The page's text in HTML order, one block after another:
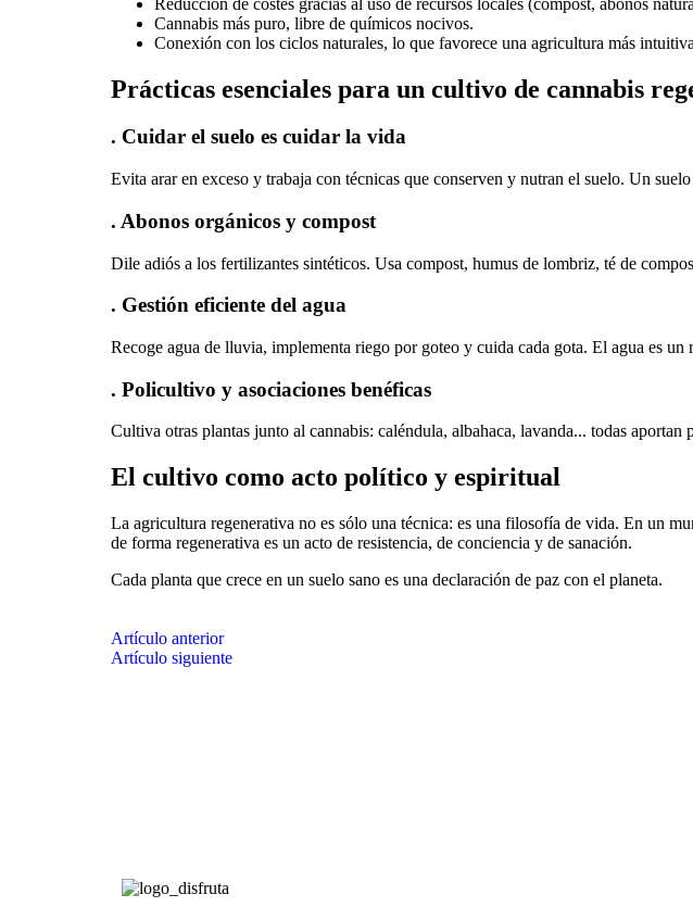
Cannabis más puro, libre de químicos nocivos.
Conexión con los ciclos naturales, lo que favorece una agricultura más
Prácticas esenciales para un cultivo de cannabis
. Cuidar el suelo es cuidar la vida
Evita arar en exceso y trabaja con técnicas que conserven y nutran el suelo. Un
. Abonos orgánicos y compost
Dile adiós a los fertilizantes sintéticos. Usa compost, humus de lombriz, té de
. Gestión eficiente del agua
Recoge agua de lluvia, implementa riego por goteo y cuida cada gota. El agua es
. Policultivo y asociaciones benéficas
Cultiva otras plantas junto al cannabis: caléndula, albahaca, lavanda... todas aportan
El cultivo como acto político y espiritual
La agricultura regenerativa no es sólo una técnica: es una filosofía de vida. En un
de forma regenerativa es un acto de resistencia, de conciencia y de sanación.
Cada planta que crece en un suelo sano es una declaración de paz con el planeta.
Artículo anterior
Artículo siguiente